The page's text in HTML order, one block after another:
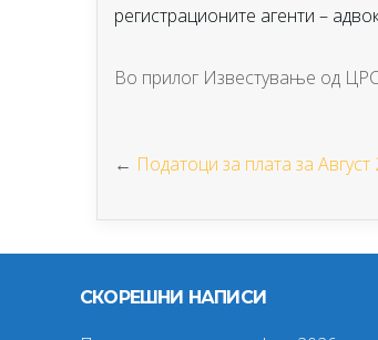
регистрационите агенти –
Во прилог Известување од
← Податоци за плата за
СКОРЕШНИ НАПИСИ